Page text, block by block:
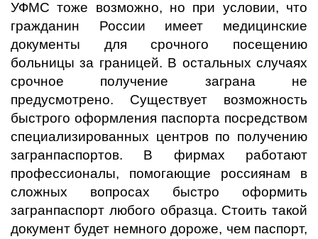
УФМС тоже возможно, но при условии, что
гражданин России имеет медицинские
документы для срочного посещению
больницы за границей. В остальных случаях
срочное получение заграна не
предусмотрено. Существует возможность
быстрого оформления паспорта посредством
специализированных центров по получению
загранпаспортов. В фирмах работают
профессионалы, помогающие россиянам в
сложных вопросах быстро оформить
загранпаспорт любого образца. Стоить такой
документ будет немного дороже, чем паспорт,